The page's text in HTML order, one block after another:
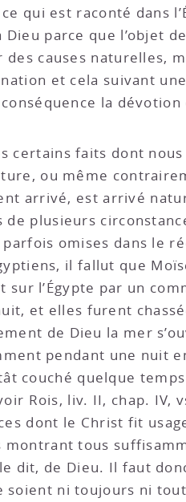
qui est raconté dans
parce que l’objet de
causes naturelles,
et cela suivant
la dévotion
certains faits dont
ou même
arrivé, est arrivé
plusieurs
omises dans le
il fallut que
sur l’Égypte par un
et elles furent
de Dieu la mer
pendant une nuit
couché quelque
Rois, liv. II, chap. IV,
dont le Christ fit
montrant tous
dit, de Dieu. Il faut
ni toujours ni